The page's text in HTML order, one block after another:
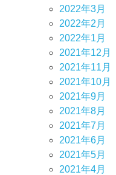
2022年3月
2022年2月
2022年1月
2021年12月
2021年11月
2021年10月
2021年9月
2021年8月
2021年7月
2021年6月
2021年5月
2021年4月